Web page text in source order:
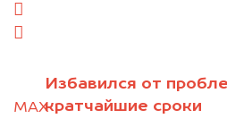
Избавился от
кратчайшие сроки
+79584983298 по
MAXили на электронную